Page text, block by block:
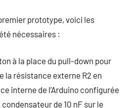
prototype, voici les
nécessaires :
à la place du pull-down pour
la résistance externe R2 en
interne de l’Arduino configurée
de 10 nF sur le